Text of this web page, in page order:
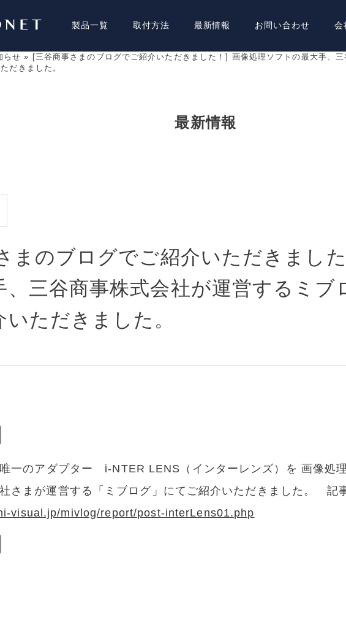
製品一覧 取付方法 最新情報 お問い合わせ 会
らせ » [三谷商事さまのブログでご紹介いただきました！] 画像処理ソフトの最大手、
だきました。
最新情報
まのブログでご紹介いただきまし
、三谷商事株式会社が運営するミブ
ただきました。
ai
l
一のアダプター i-NTER LENS（インターレンズ）を 画像処
さまが運営する「ミブログ」にてご紹介いただきました。 記
visual.jp/mivlog/report/post-interLens01.php